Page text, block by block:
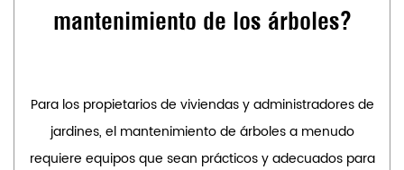
mantenimiento de los árboles?
Para los propietarios de viviendas y administradores de
jardines, el mantenimiento de árboles a menudo
requiere equipos que sean prácticos y adecuados para